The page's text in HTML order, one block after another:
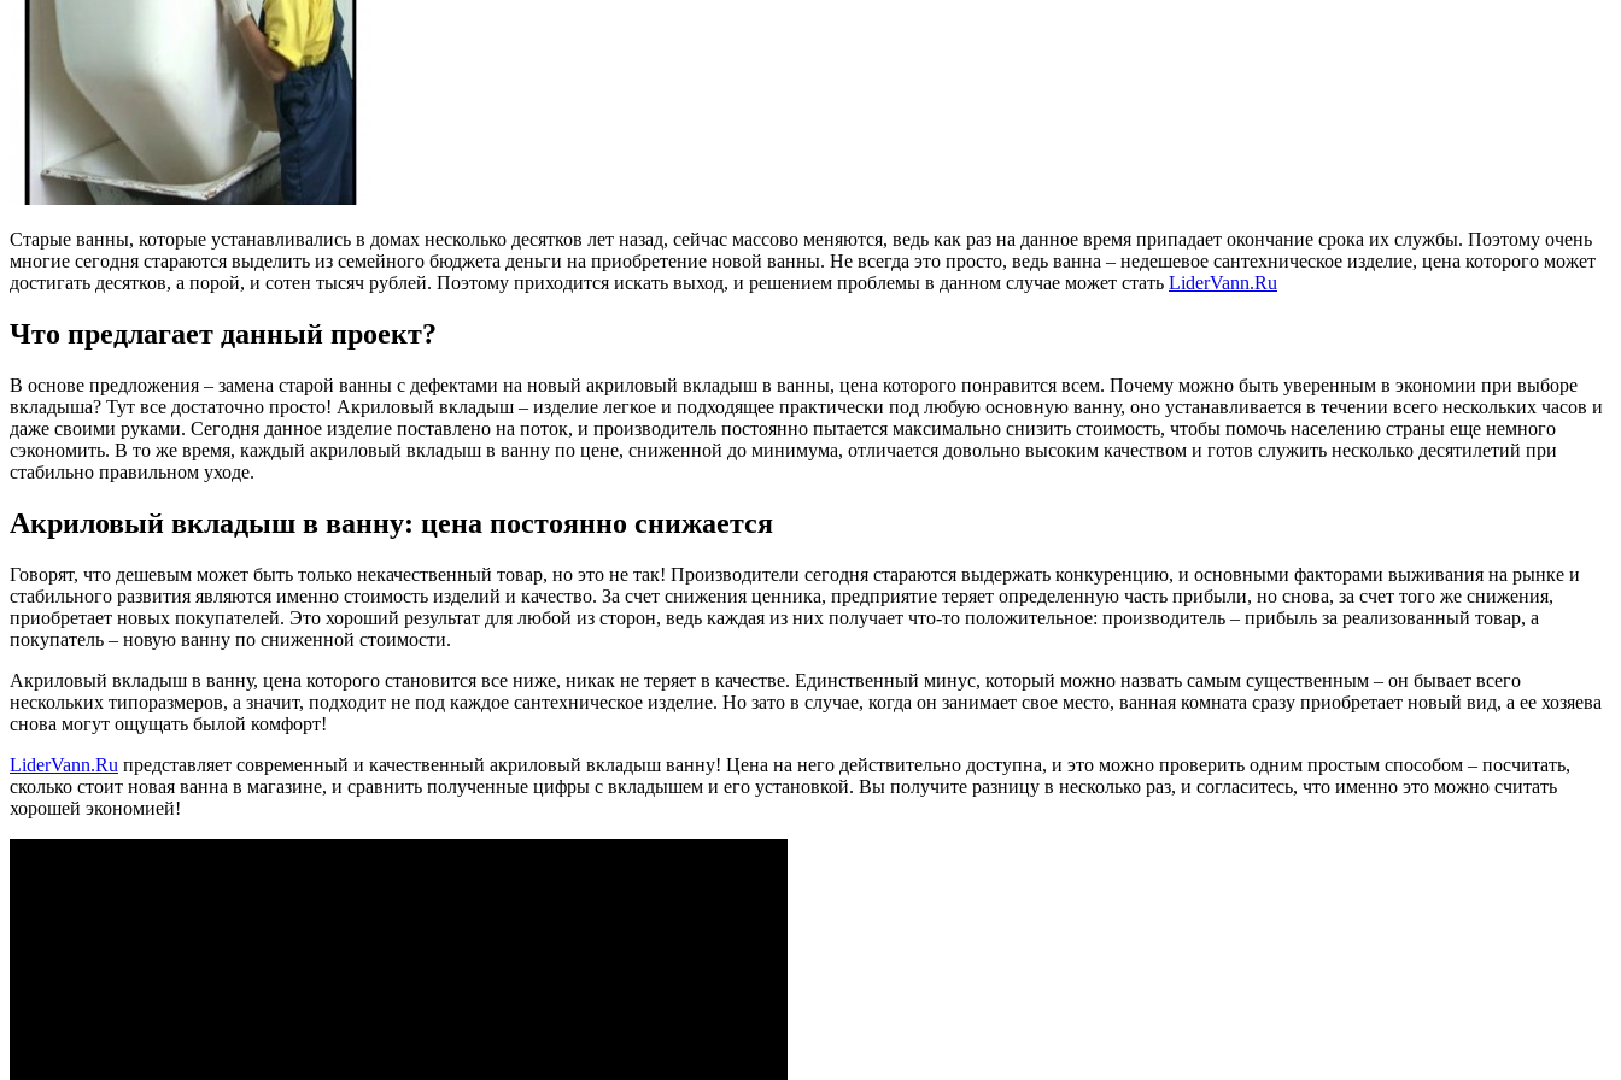
Старые ванны, которые устанавливались в домах несколько десятков лет назад, сейчас массово меняются, ведь как раз на данное время припадает окончание срока их службы. Поэтому очень
многие сегодня стараются выделить из семейного бюджета деньги на приобретение новой ванны. Не всегда это просто, ведь ванна – недешевое сантехническое изделие, цена которого может
достигать десятков, а порой, и сотен тысяч рублей. Поэтому приходится искать выход, и решением проблемы в данном случае может стать LiderVann.Ru
Что предлагает данный проект?
В основе предложения – замена старой ванны с дефектами на новый акриловый вкладыш в ванны, цена которого понравится всем. Почему можно быть уверенным в экономии при выборе
вкладыша? Тут все достаточно просто! Акриловый вкладыш – изделие легкое и подходящее практически под любую основную ванну, оно устанавливается в течении всего нескольких часов и
даже своими руками. Сегодня данное изделие поставлено на поток, и производитель постоянно пытается максимально снизить стоимость, чтобы помочь населению страны еще немного
сэкономить. В то же время, каждый акриловый вкладыш в ванну по цене, сниженной до минимума, отличается довольно высоким качеством и готов служить несколько десятилетий при
стабильно правильном уходе.
Акриловый вкладыш в ванну: цена постоянно снижается
Говорят, что дешевым может быть только некачественный товар, но это не так! Производители сегодня стараются выдержать конкуренцию, и основными факторами выживания на рынке и
стабильного развития являются именно стоимость изделий и качество. За счет снижения ценника, предприятие теряет определенную часть прибыли, но снова, за счет того же снижения,
приобретает новых покупателей. Это хороший результат для любой из сторон, ведь каждая из них получает что-то положительное: производитель – прибыль за реализованный товар, а
покупатель – новую ванну по сниженной стоимости.
Акриловый вкладыш в ванну, цена которого становится все ниже, никак не теряет в качестве. Единственный минус, который можно назвать самым существенным – он бывает всего
нескольких типоразмеров, а значит, подходит не под каждое сантехническое изделие. Но зато в случае, когда он занимает свое место, ванная комната сразу приобретает новый вид, а ее хозяева
снова могут ощущать былой комфорт!
LiderVann.Ru представляет современный и качественный акриловый вкладыш ванну! Цена на него действительно доступна, и это можно проверить одним простым способом – посчитать,
сколько стоит новая ванна в магазине, и сравнить полученные цифры с вкладышем и его установкой. Вы получите разницу в несколько раз, и согласитесь, что именно это можно считать
хорошей экономией!